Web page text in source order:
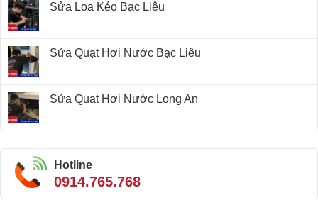
Sửa Loa Kéo Bạc Liêu
Sửa Quạt Hơi Nước Bạc Liêu
Sửa Quạt Hơi Nước Long An
Hotline
0914.765.768